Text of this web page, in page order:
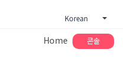
Korean
Home 콘솔